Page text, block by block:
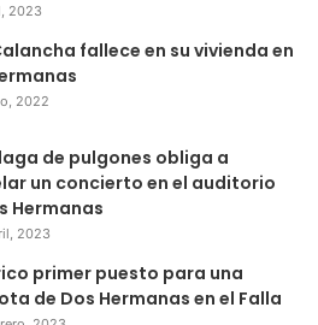
2023
fallece en su vivienda en
2022
de pulgones obliga a
un concierto en el auditorio
Hermanas
2023
primer puesto para una
de Dos Hermanas en el Falla